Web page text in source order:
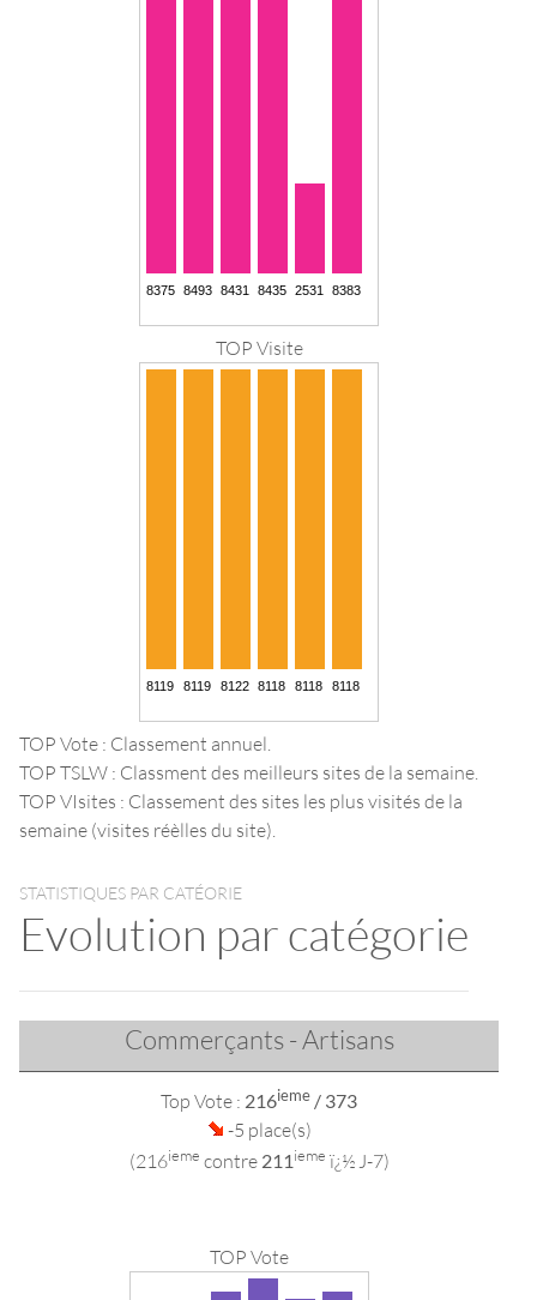
TOP Visite
TOP Vote : Classement annuel.
TOP TSLW : Classment des meilleurs sites de la semaine.
TOP VIsites : Classement des sites les plus visités de la
semaine (visites réèlles du site).
STATISTIQUES PAR CATÉORIE
Evolution par catégorie
Commerçants - Artisans
Top Vote : 216ieme / 373
-5 place(s)
(216ieme contre 211ieme ï¿½ J-7)
TOP Vote